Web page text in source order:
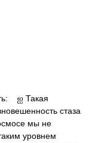
ஐ Такая
стаза
мы не
уровнем